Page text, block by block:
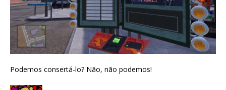
Podemos consertá-lo? Não, não podemos!